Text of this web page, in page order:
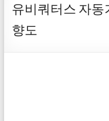
유비쿼터스 자동
향도